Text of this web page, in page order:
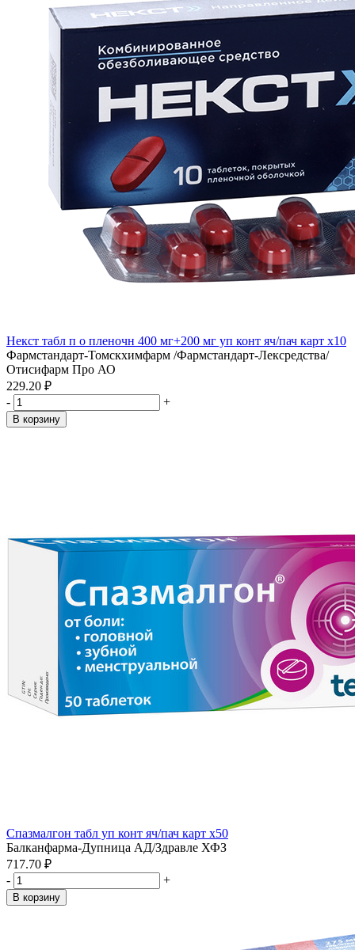
Некст табл п о пленочн 400 мг+200 мг уп конт яч/пач карт x10
Фармстандарт-Томскхимфарм /Фармстандарт-Лексредства/
Отисифарм Про АО
229.20 ₽
-
+
В корзину
Спазмалгон табл уп конт яч/пач карт x50
Балканфарма-Дупница АД/Здравле ХФЗ
717.70 ₽
-
+
В корзину